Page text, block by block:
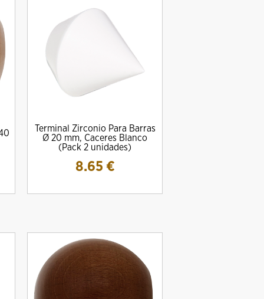
Terminal Zirconio Para Barras
Ø 20 mm, Caceres Blanco
(Pack 2 unidades)
8.65 €